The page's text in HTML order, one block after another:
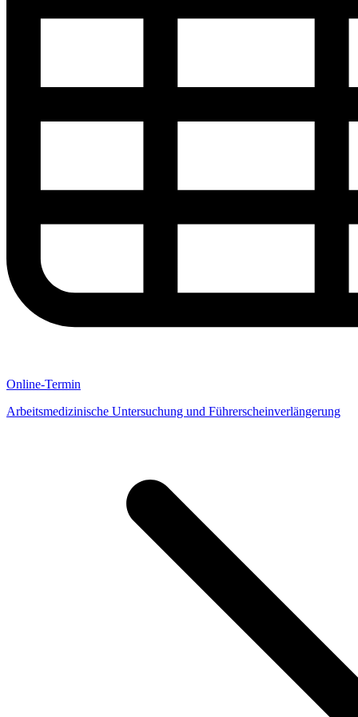
Online-Termin
Arbeitsmedizinische Untersuchung und Führerscheinverlängerung